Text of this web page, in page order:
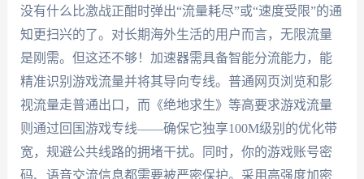
没有什么比激战正酣时弹出“流量耗尽”或“速度受限”的通
知更扫兴的了。对长期海外生活的用户而言，无限流量
是刚需。但这还不够！加速器需具备智能分流能力，能
精准识别游戏流量并将其导向专线。普通网页浏览和影
视流量走普通出口，而《绝地求生》等高要求游戏流量
则通过回国游戏专线——确保它独享100M级别的优化带
宽，规避公共线路的拥堵干扰。同时，你的游戏账号密
码、语音交流信息都需要被严密保护。采用高强度加密